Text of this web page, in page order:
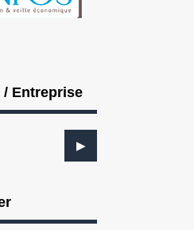
/ Entreprise